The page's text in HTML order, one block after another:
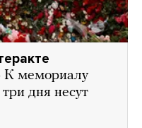
К мемориалу
дня несут